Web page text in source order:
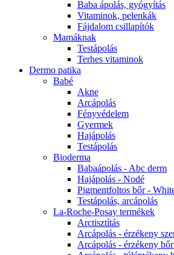
Baba ápolás, gyógyítás
Vitaminok, pelenkák
Fájdalom csillapítók
Mamáknak
Testápolás
Terhes vitaminok
Dermo patika
Babé
Akne
Arcápolás
Fényvédelem
Gyermek
Hajápolás
Testápolás
Bioderma
Babaápolás - Abc derm
Hajápolás - Nodé
Pigmentfoltos bőr -
Testápolás, arcápolás
La-Roche-Posay termékek
Arctisztítás
Arcápolás - érzékeny
Arcápolás - érzékeny